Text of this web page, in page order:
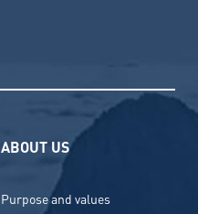
ABOUT US
Purpose and values